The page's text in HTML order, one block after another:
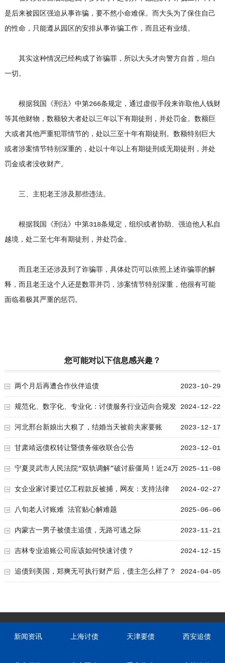
是后来被园区强迫从事诈骗，要不然小命难保。而大头为了保住自己
的性命，只能遵从园区的安排从事诈骗工作，而且还有业绩。
其实这种情况已经构成了诈骗罪，所以大头才向警方自首，坦白
一切。
根据我国《刑法》中第266条规定，通过虚假手段来诈取他人钱财
等其他财物，数额较大者处以三年以下有期徒刑，并处罚金。数额巨
大或者其他严重犯罪情节的，处以三至十年有期徒刑。数额特别巨大
或者涉案情节特别深重的，处以十年以上有期徒刑或无期徒刑，并处
罚金或者没收财产。
三、主犯老王涉及那些违法。
根据我国《刑法》中第318条规定，组织或者协助、强迫他人私自
越境，处二至七年有期徒刑，并处罚金。
而且老王还涉及到了诈骗罪，具体处罚可以依照上述诈骗罪的解
释，而且老王这个人还是数罪并罚，涉案情节特别深重，他很有可能
面临着极其严重的惩罚。
您可能对以下信息感兴趣？
2023-10-29
两个月后再遭合作伙伴追债
2024-12-22
规范化、数字化、专业化：讨债服务行业迈向合规发
展新阶段 2023-12-17
河北邢台新娘出大糗了，结婚当天被前夫家要账
2023-12-01
甘肃靖远债权转让暨债务催收联合公告
2025-11-08
宁夏灵武市人民法院“双轨调解”破讨薪僵局！近24万
血汗钱终追回！ 2024-02-27
女企业家讨要过亿工程款反被捕，网友：支持法律
2025-06-06
八旬老人讨账难 法官贴心解难题
2023-11-21
内蒙古一男子被债主追债，无路可逃之际
2024-12-15
吉林专业追账公司应该如何快速讨债？
2024-04-05
追债到美国，郑爽无可执行财产后，债主怎么样了？
新闻资讯 上海讨债 天津要债 西安追债